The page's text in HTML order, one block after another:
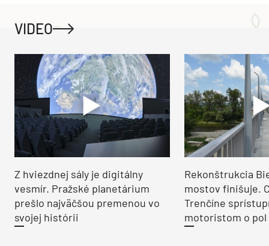
VIDEO
Z hviezdnej sály je digitálny
vesmír. Pražské planetárium
prešlo najväčšou premenou vo
svojej histórii
Rekonštrukcia
mostov finišuje.
Trenčíne
motoristom o pol